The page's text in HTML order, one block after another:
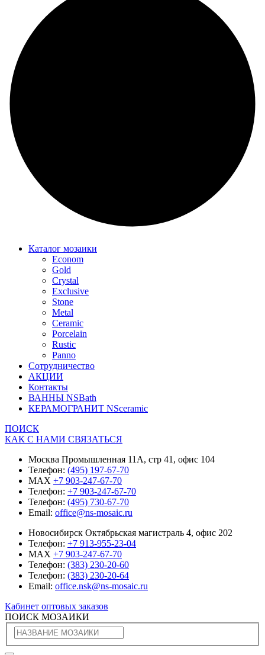
Каталог мозаики
Econom
Gold
Crystal
Exclusive
Stone
Metal
Ceramic
Porcelain
Rustic
Panno
Сотрудничество
АКЦИИ
Контакты
ВАННЫ NSBath
КЕРАМОГРАНИТ NSceramic
ПОИСК
КАК С НАМИ СВЯЗАТЬСЯ
Москва Промышленная 11А, стр 41, офис 104
Телефон: (495) 197-67-70
MAX +7 903-247-67-70
Телефон: +7 903-247-67-70
Телефон: (495) 730-67-70
Email: office@ns-mosaic.ru
Новосибирск Октябрьская магистраль 4, офис 202
Телефон: +7 913-955-23-04
MAX +7 903-247-67-70
Телефон: (383) 230-20-60
Телефон: (383) 230-20-64
Email: office.nsk@ns-mosaic.ru
Кабинет оптовых заказов
ПОИСК МОЗАИКИ